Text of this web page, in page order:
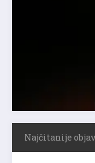
Najčitanije